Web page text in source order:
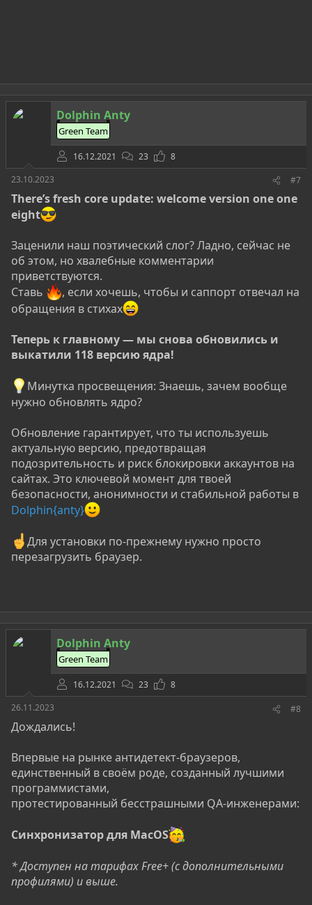
Dolphin Anty
Green Team
16.12.2021 23
8
23.10.2023
#7
There’s fresh core update: welcome version one one
eight
Заценили наш поэтический слог? Ладно, сейчас не
об этом, но хвалебные комментарии
приветствуются.
Ставь
, если хочешь, чтобы и саппорт отвечал на
обращения в стихах
Теперь к главному — мы снова обновились и
выкатили 118 версию ядра!
Минутка просвещения: Знаешь, зачем вообще
нужно обновлять ядро?
Обновление гарантирует, что ты используешь
актуальную версию, предотвращая
подозрительность и риск блокировки аккаунтов на
сайтах. Это ключевой момент для твоей
безопасности, анонимности и стабильной работы в
Dolphin{anty}
Для установки по-прежнему нужно просто
перезагрузить браузер.
Dolphin Anty
Green Team
16.12.2021 23
8
26.11.2023
#8
Дождались!
Впервые на рынке антидетект-браузеров,
единственный в своём роде, созданный лучшими
программистами,
протестированный бесстрашными QA-инженерами:
Синхронизатордля MacOS
*Доступен на тарифах Free+ (с дополнительными
профилями) и выше.